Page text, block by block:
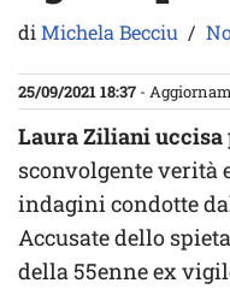
diMichela Becciu
25/09/2021 18:37 -
Laura Ziliani uccisa
sconvolgente verità
indagini condotte
Accusate dello
della 55enne ex